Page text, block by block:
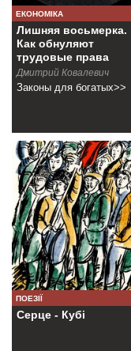
ЕКОНОМІКА
Лишняя восьмерка.
Как обнуляют
трудовые права
Дмитрий Ковалевич
Законы для богатых>>
ПОЕЗІЇ
Серце - Кубі